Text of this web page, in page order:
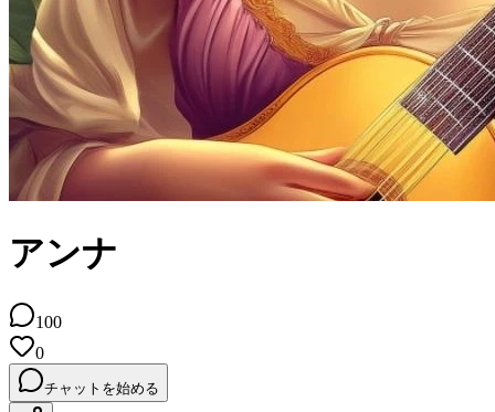
アンナ
100
0
チャットを始める